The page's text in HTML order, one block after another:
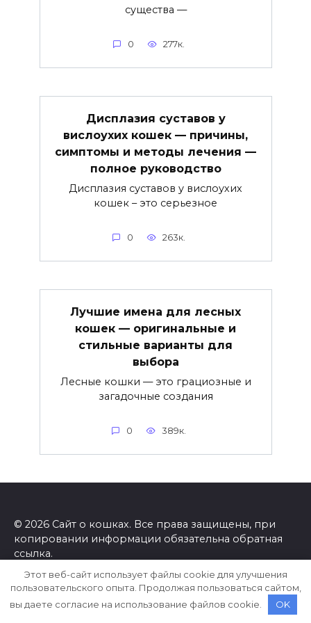
существа —
0 277к.
Дисплазия суставов у
вислоухих кошек — причины,
симптомы и методы лечения —
полное руководство
Дисплазия суставов у вислоухих
кошек – это серьезное
0 263к.
Лучшие имена для лесных
кошек — оригинальные и
стильные варианты для
выбора
Лесные кошки — это грациозные и
загадочные создания
0 389к.
© 2026 Сайт о кошках. Все права защищены, при
копировании информации обязательна обратная
ссылка.
Этот веб-сайт использует файлы cookie для улучшения
пользовательского опыта. Продолжая пользоваться сайтом,
вы даете согласие на использование файлов cookie.
OK